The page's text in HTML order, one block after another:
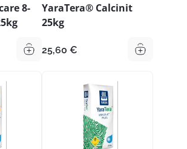
8-
YaraTera® Calcinit
25kg
25,60 €